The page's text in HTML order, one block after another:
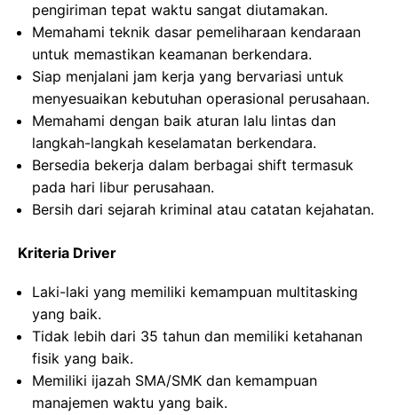
pengiriman tepat waktu sangat diutamakan.
Memahami teknik dasar pemeliharaan kendaraan
untuk memastikan keamanan berkendara.
Siap menjalani jam kerja yang bervariasi untuk
menyesuaikan kebutuhan operasional perusahaan.
Memahami dengan baik aturan lalu lintas dan
langkah-langkah keselamatan berkendara.
Bersedia bekerja dalam berbagai shift termasuk
pada hari libur perusahaan.
Bersih dari sejarah kriminal atau catatan kejahatan.
Kriteria Driver
Laki-laki yang memiliki kemampuan multitasking
yang baik.
Tidak lebih dari 35 tahun dan memiliki ketahanan
fisik yang baik.
Memiliki ijazah SMA/SMK dan kemampuan
manajemen waktu yang baik.